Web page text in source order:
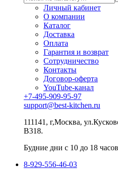
Личный кабинет
О компании
Каталог
Доставка
Оплата
Гарантия и возврат
Сотрудничество
Контакты
Договор-оферта
YouTube-канал
+7-495-909-95-97
support@best-kitchen.ru
111141, г,Москва,
В318.
Будние дни с 10 до 18 часов
8-929-556-46-03